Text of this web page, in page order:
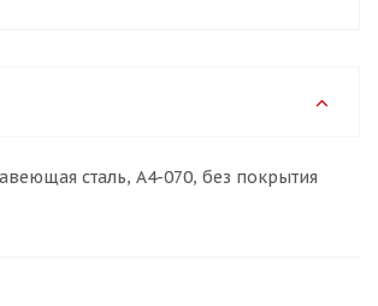
сталь, A4-070, без покрытия